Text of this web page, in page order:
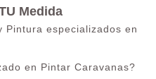
Medida
Pintura especializados en
en Pintar Caravanas?